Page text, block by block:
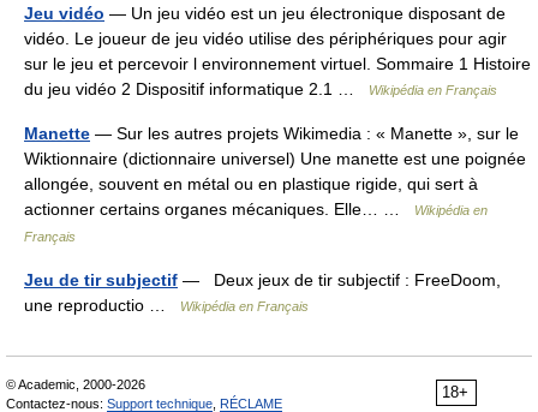
Jeu vidéo — Un jeu vidéo est un jeu électronique disposant de
vidéo. Le joueur de jeu vidéo utilise des périphériques pour agir
sur le jeu et percevoir l environnement virtuel. Sommaire 1 Histoire
du jeu vidéo 2 Dispositif informatique 2.1 …
Wikipédia en Français
Manette — Sur les autres projets Wikimedia : « Manette », sur le
Wiktionnaire (dictionnaire universel) Une manette est une poignée
allongée, souvent en métal ou en plastique rigide, qui sert à
actionner certains organes mécaniques. Elle… …
Wikipédia en
Français
Jeu de tir subjectif — Deux jeux de tir subjectif : FreeDoom,
une reproductio …
Wikipédia en Français
18+
© Academic, 2000-2026
Contactez-nous: Support technique RÉCLAME